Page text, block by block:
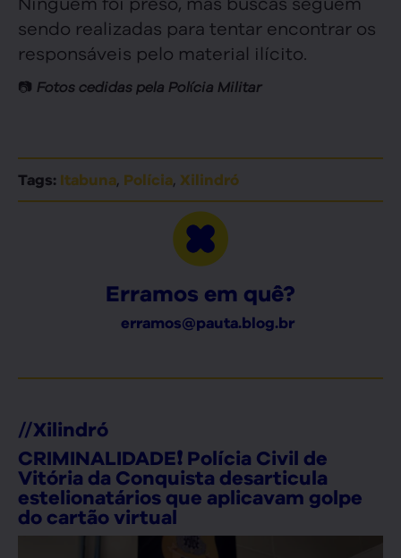
sendo realizadas para tentar encontrar os
responsáveis pelo material ilícito.
📷 Fotos cedidas pela Polícia Militar
Tags: Itabuna, Polícia, Xilindró
Erramos em quê?
erramos@pauta.blog.br
//Xilindró
CRIMINALIDADE❗ Polícia Civil de
Vitória da Conquista desarticula
estelionatários que aplicavam golpe
do cartão virtual